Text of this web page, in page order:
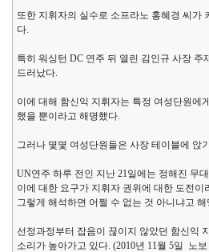
또한 지휘자의 실수로 소프라노 홍혜경 씨가
다.
특히 워싱턴 DC 연주 뒤 열린 김인규 사장
드러났다.
이에 대해 함신익 지휘자는 특정 여성단원에
했을 뿐이라고 해명했다.
그러나 몇몇 여성단원들은 사장 테이블에 앉
UN연주 하루 전인 지난 21일에는 정해진 무
이에 대한 요구가 지휘자 권위에 대한 도전
그렇게 해석하면 어쩔 수 없는 것 아니냐고 해
선정과정부터 잡음이 끊이지 않았던 함신익
소리가 높아가고 있다. (2010년 11월 5일 노